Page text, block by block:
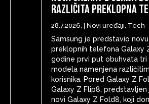
različita preklopna
28.7.2026. | Novi uređaji Tech
Samsung je predstavio
preklopnih telefona Galaxy
godine prvi put obuhvata tri
modela namenjena
korisnika. Pored Galaxy Z
Galaxy Z Flip8,
novi Galaxy Z Fold8, koji